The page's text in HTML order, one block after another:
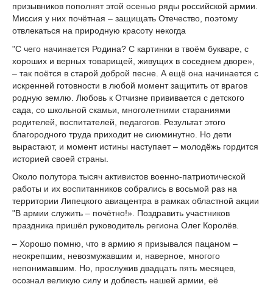
призывников пополнят этой осенью ряды российской армии.
Миссия у них почётная – защищать Отечество, поэтому
отвлекаться на природную красоту некогда
"С чего начинается Родина? С картинки в твоём букваре, с
хороших и верных товарищей, живущих в соседнем дворе»,
– так поётся в старой доброй песне. А ещё она начинается с
искренней готовности в любой момент защитить от врагов
родную землю. Любовь к Отчизне прививается с детского
сада, со школьной скамьи, многолетними стараниями
родителей, воспитателей, педагогов. Результат этого
благородного труда приходит не сиюминутно. Но дети
вырастают, и момент истины наступает – молодёжь гордится
историей своей страны.
Около полутора тысяч активистов военно-патриотической
работы и их воспитанников собрались в восьмой раз на
территории Липецкого авиацент­ра в рамках областной акции
"В армии служить – почётно!». Поздравить участников
праздника пришёл руководитель региона Олег Королёв.
– Хорошо помню, что в армию я призывался пацаном –
неокрепшим, невозмужавшим и, наверное, многого
непонимавшим. Но, прослужив двадцать пять месяцев,
осознал великую силу и доблесть нашей армии, её